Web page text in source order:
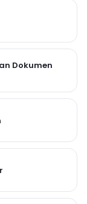
Dokumen